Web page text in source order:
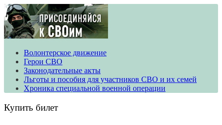
Волонтерское движение
​​​​​​​Герои СВО
Законодательные акты
Льготы и пособия для участников СВО и их семей
Хроника специальной военной операции
Купить билет